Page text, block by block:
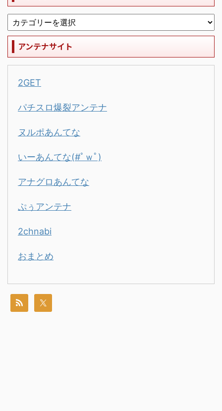
アンテナサイト
2GET
パチスロ爆裂アンテナ
ヌルポあんてな
いーあんてな(#ﾟｗﾟ)
アナグロあんてな
ぷぅアンテナ
2chnabi
おまとめ